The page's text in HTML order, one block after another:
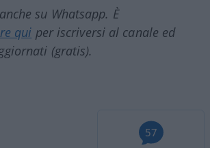
su Whatsapp. È
qui per iscriversi al canale ed
(gratis).
57